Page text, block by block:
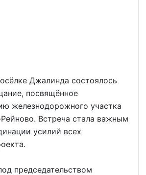
Джалинда состоялось
посвящённое
железнодорожного участка
Встреча стала важным
усилий всех
председательством